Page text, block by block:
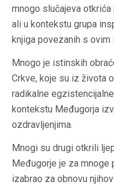
mnogo slučajeva
ali u kontekstu grupa
knjiga povezanih s ovim
Mnogo je istinskih
Crkve, koje su iz života
radikalne
kontekstu Međugorja
ozdravljenjima.
Mnogi su drugi otkrili
Međugorje je za
izabrao za obnovu